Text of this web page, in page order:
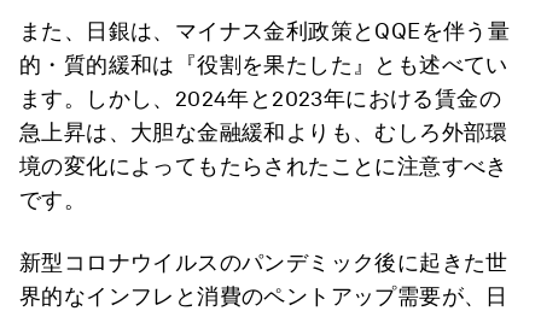
また、日銀は、マイナス金利政策とQQEを伴う量
的・質的緩和は『役割を果たした』とも述べてい
ます。しかし、2024年と2023年における賃金の
急上昇は、大胆な金融緩和よりも、むしろ外部環
境の変化によってもたらされたことに注意すべき
です。
新型コロナウイルスのパンデミック後に起きた世
界的なインフレと消費のペントアップ需要が、日